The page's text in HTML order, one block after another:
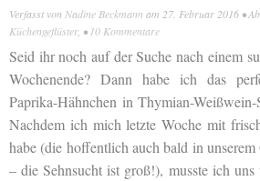
Verfasst von Nadine Beckmann am 27. Februar 2016 •
Küchengeflüster, • 10 Kommentare
Seid ihr noch auf der Suche nach einem
Wochenende? Dann habe ich das
Paprika-Hähnchen in Thymian-Weißwein-
Nachdem ich mich letzte Woche mit
habe (die hoffentlich auch bald in
– die Sehnsucht ist groß!), musste ich